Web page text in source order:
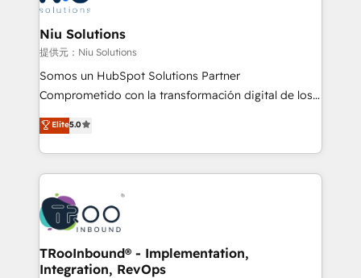
multicultural trabaja en español, inglés y portugués,
uniendo visión estratégica y excelencia técnica para
generar resultados medibles. Apoyamos a empresas
de construcción, educación, tecnología, retail, e-
commerce, salud, financieras, seguros y servicios,
tomar decisiones basadas en datos. 🌎 Highlights:
5+ años como partner HubSpot 100+
LATAM 2025 🏆 Impulsamos crecimiento con CRM +
IA en múltiples industrias. 👉 ¿Listo para transformar
Niu Solutions
提供元：Niu Solutions
Somos un HubSpot Solutions Partner
Comprometido con la transformación digital de los
procesos comerciales de las empresas en
Latinoamérica, con un enfoque en Marketing, Ventas
y Servicio al Cliente. Somos un equipo de trabajo
multidisciplinario de alto rendimiento, con
conocimiento y experiencia enfocado en: 1.
Optimizar la eficiencia operativa de nuestros
clientes 2. Mejorar la experiencia del cliente 3.
Asegurar resultados medibles Nos especializamos
en bancos, seguros, e-commerce, Desarrolladores
Elite5.0
TRooInbound® - Implementation,
Integration, RevOps